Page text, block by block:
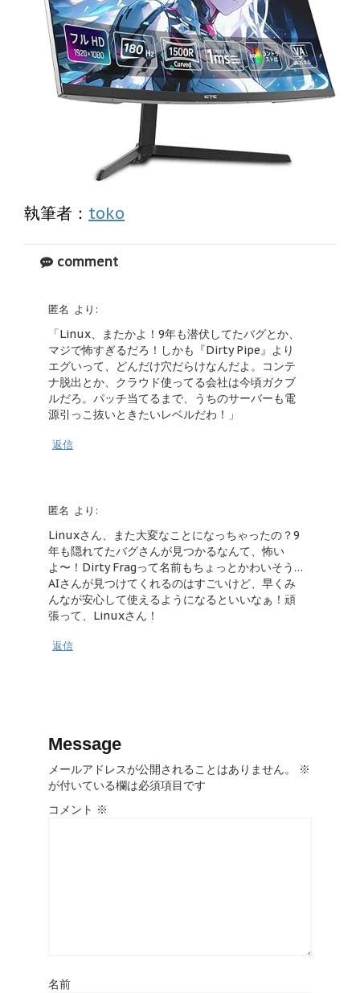
執筆者： toko
comment
匿名 より:
「Linux、またかよ！9年も潜伏してたバグとか、
マジで怖すぎるだろ！しかも『Dirty Pipe』より
エグいって、どんだけ穴だらけなんだよ。コンテ
ナ脱出とか、クラウド使ってる会社は今頃ガクブ
ルだろ。パッチ当てるまで、うちのサーバーも電
源引っこ抜いときたいレベルだわ！」
返信
匿名 より:
Linuxさん、また大変なことになっちゃったの？9
年も隠れてたバグさんが見つかるなんて、怖い
よ〜！Dirty Fragって名前もちょっとかわいそう…
AIさんが見つけてくれるのはすごいけど、早くみ
んなが安心して使えるようになるといいなぁ！頑
張って、Linuxさん！
返信
Message
メールアドレスが公開されることはありません。
※
が付いている欄は必須項目です
コメント ※
名前